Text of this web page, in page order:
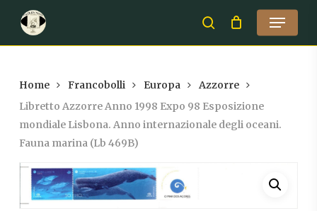
main
search
Menu
Home Francobolli Europa
Azzorre
Libretto Azzorre Anno 1998 Expo 98 Esposizione
mondiale Lisbona. Anno internazionale degli oceani.
Fauna marina (Lb 469B)
Close